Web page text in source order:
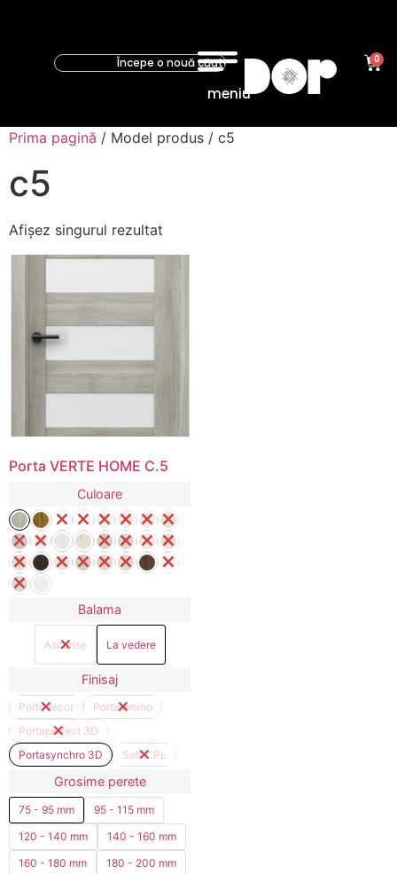
meniu
0
Prima pagină / Model produs / c5
c5
Afișez singurul rezultat
Porta VERTE HOME C.5
Culoare
Balama
Ascunse La vedere
Finisaj
Portadecor
Portalamino
Portaperfect 3D
Portasynchro 3D
Soft CPL
Grosime perete
75 - 95 mm
95 - 115 mm
120 - 140 mm
140 - 160 mm
160 - 180 mm
180 - 200 mm